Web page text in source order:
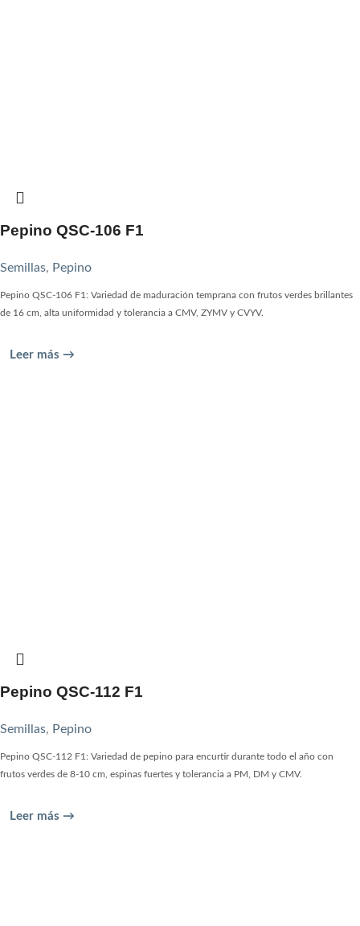
Pepino QSC-106 F1
Semillas, Pepino
Pepino QSC-106 F1: Variedad de maduración temprana con frutos verdes brillantes
de 16 cm, alta uniformidad y tolerancia a CMV, ZYMV y CVYV.
Leer más →
Pepino QSC-112 F1
Semillas, Pepino
Pepino QSC-112 F1: Variedad de pepino para encurtir durante todo el año con
frutos verdes de 8-10 cm, espinas fuertes y tolerancia a PM, DM y CMV.
Leer más →